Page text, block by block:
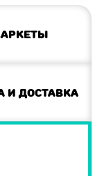
и доставка